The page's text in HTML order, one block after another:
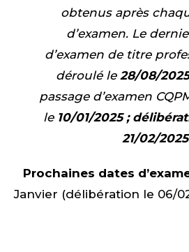
obtenus après
d’examen. Le
d’examen de titre
déroulé le 28/08/2025
passage d’examen
le 10/01/2025 ;
21/02/2025
Prochaines dates
Janvier (délibération le 06/